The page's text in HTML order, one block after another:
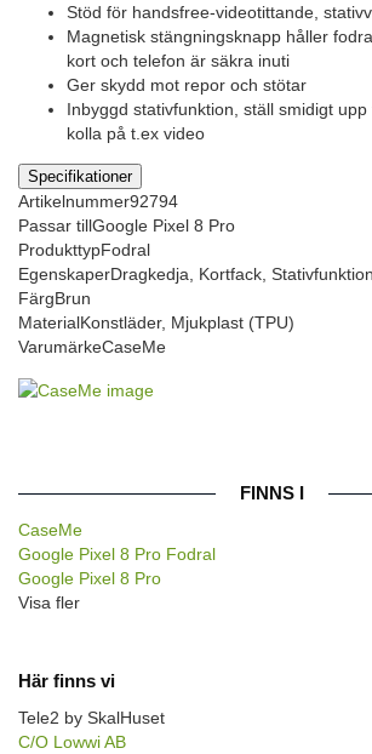
Stöd för handsfree-videotittande,
Magnetisk stängningsknapp håller
kort och telefon är säkra inuti
Ger skydd mot repor och stötar
Inbyggd stativfunktion, ställ smidigt
kolla på t.ex video
Specifikationer
Artikelnummer92794
Passar tillGoogle Pixel 8 Pro
ProdukttypFodral
EgenskaperDragkedja, Kortfack, Stativfunktion
FärgBrun
MaterialKonstläder, Mjukplast (TPU)
VarumärkeCaseMe
FINNS I
CaseMe
Google Pixel 8 Pro Fodral
Google Pixel 8 Pro
Visa fler
Här finns vi
Tele2 by SkalHuset
C/O Lowwi AB